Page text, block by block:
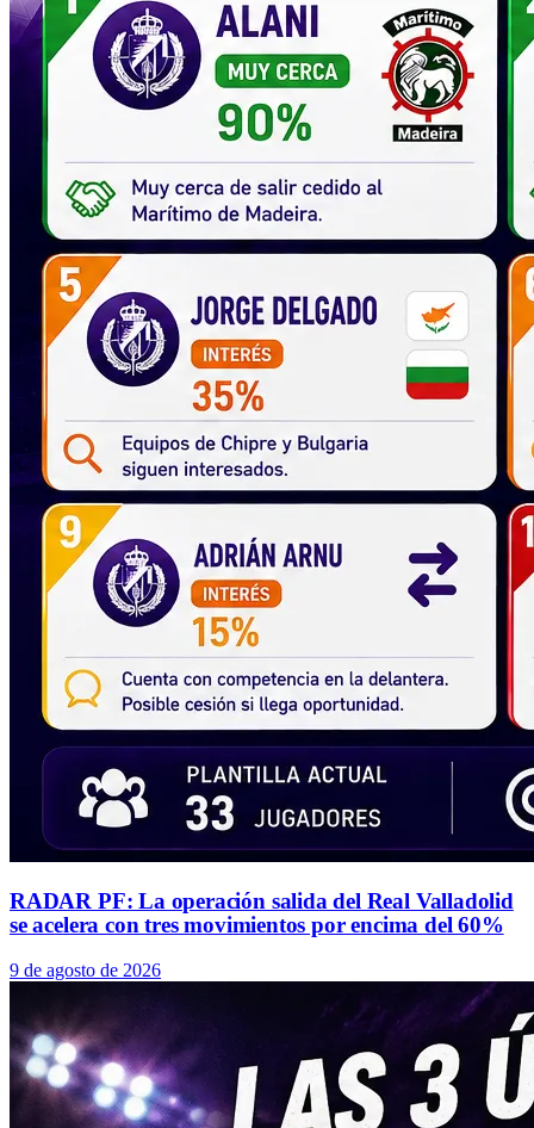
RADAR PF: La operación salida del Real Valladolid
se acelera con tres movimientos por encima del 60%
9 de agosto de 2026